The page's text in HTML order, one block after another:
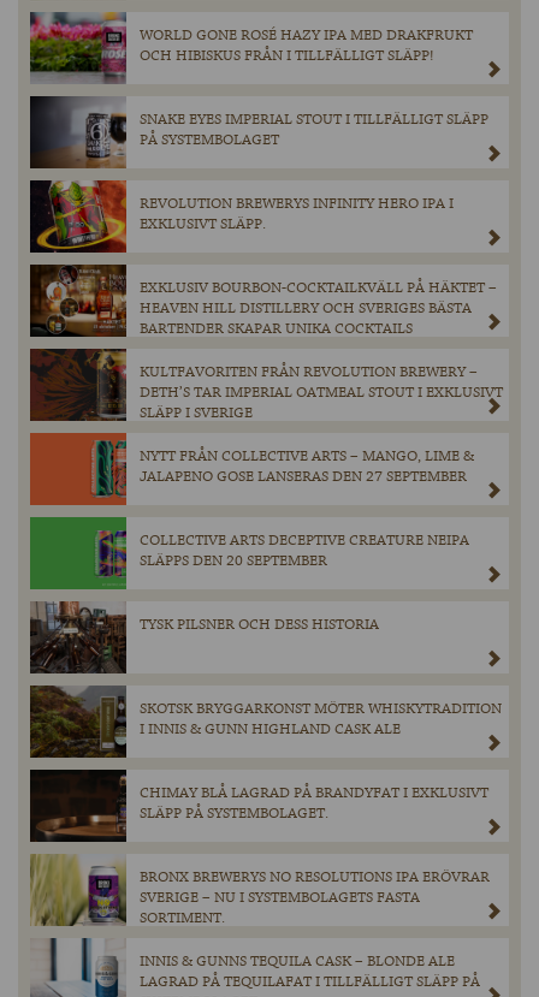
WORLD GONE ROSÉ HAZY IPA MED DRAKFRUKT
OCH HIBISKUS FRÅN I TILLFÄLLIGT SLÄPP!
SNAKE EYES IMPERIAL STOUT I TILLFÄLLIGT SLÄPP
PÅ SYSTEMBOLAGET
REVOLUTION BREWERYS INFINITY HERO IPA I
EXKLUSIVT SLÄPP.
EXKLUSIV BOURBON-COCKTAILKVÄLL PÅ HÄKTET –
HEAVEN HILL DISTILLERY OCH SVERIGES BÄSTA
BARTENDER SKAPAR UNIKA COCKTAILS
KULTFAVORITEN FRÅN REVOLUTION BREWERY –
DETH’S TAR IMPERIAL OATMEAL STOUT I EXKLUSIVT
SLÄPP I SVERIGE
NYTT FRÅN COLLECTIVE ARTS – MANGO, LIME &
JALAPENO GOSE LANSERAS DEN 27 SEPTEMBER
COLLECTIVE ARTS DECEPTIVE CREATURE NEIPA
SLÄPPS DEN 20 SEPTEMBER
TYSK PILSNER OCH DESS HISTORIA
SKOTSK BRYGGARKONST MÖTER WHISKYTRADITION
I INNIS & GUNN HIGHLAND CASK ALE
CHIMAY BLÅ LAGRAD PÅ BRANDYFAT I EXKLUSIVT
SLÄPP PÅ SYSTEMBOLAGET.
BRONX BREWERYS NO RESOLUTIONS IPA ERÖVRAR
SVERIGE – NU I SYSTEMBOLAGETS FASTA
SORTIMENT.
INNIS & GUNNS TEQUILA CASK – BLONDE ALE
LAGRAD PÅ TEQUILAFAT I TILLFÄLLIGT SLÄPP PÅ